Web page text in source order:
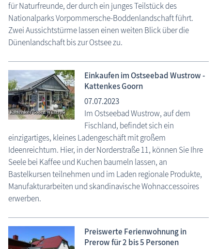
für Naturfreunde, der durch ein junges Teilstück des
Nationalparks Vorpommersche-Boddenlandschaft führt.
Zwei Aussichtstürme lassen einen weiten Blick über die
Dünenlandschaft bis zur Ostsee zu.
Einkaufen im Ostseebad Wustrow -
Kattenkes Goorn
07.07.2023
Im Ostseebad Wustrow, auf dem
Fischland, befindet sich ein
einzigartiges, kleines Ladengeschäft mit großem
Ideenreichtum. Hier, in der Norderstraße 11, können Sie Ihre
Seele bei Kaffee und Kuchen baumeln lassen, an
Bastelkursen teilnehmen und im Laden regionale Produkte,
Manufakturarbeiten und skandinavische Wohnaccessoires
erwerben.
Preiswerte Ferienwohnung in
Prerow für 2 bis 5 Personen